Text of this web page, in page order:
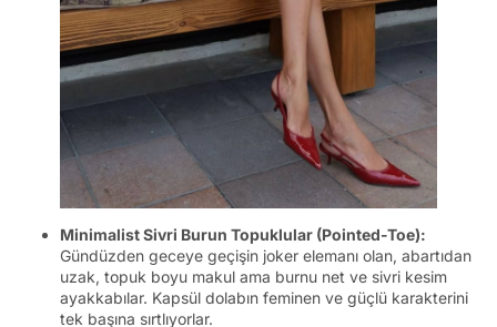
Minimalist Sivri Burun Topuklular (Pointed-Toe):
Gündüzden geceye geçişin joker elemanı olan, abartıdan
uzak, topuk boyu makul ama burnu net ve sivri kesim
ayakkabılar. Kapsül dolabın feminen ve güçlü karakterini
tek başına sırtlıyorlar.